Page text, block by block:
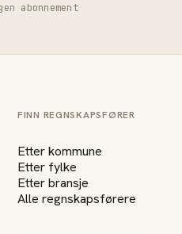
abonnement
FINN REGNSKAPSFØRER
Etter kommune
Etter fylke
Etter bransje
Alle regnskapsførere